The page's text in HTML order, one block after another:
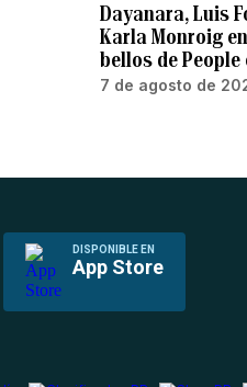
Dayanara, Luis
Karla Monroig
bellos de People
7 de agosto de
DISPONIBLE EN
App Store